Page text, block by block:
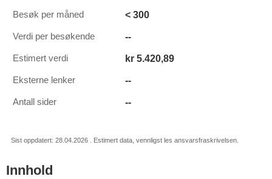
Besøk per måned < 300
Verdi per besøkende --
Estimert verdi kr 5.420,89
Eksterne lenker --
Antall sider --
Sist oppdatert: 28.04.2026 . Estimert data, vennligst les ansvarsfraskrivelsen.
Innhold